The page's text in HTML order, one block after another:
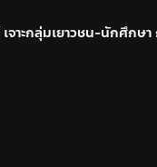
าะกลุ่มเยาวชน-นักศึกษา